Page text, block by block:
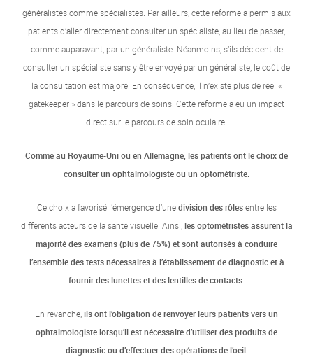
généralistes comme spécialistes. Par ailleurs, cette réforme a permis aux
patients d’aller directement consulter un spécialiste, au lieu de passer,
comme auparavant, par un généraliste. Néanmoins, s’ils décident de
consulter un spécialiste sans y être envoyé par un généraliste, le coût de
la consultation est majoré. En conséquence, il n’existe plus de réel «
gatekeeper » dans le parcours de soins. Cette réforme a eu un impact
direct sur le parcours de soin oculaire.
Comme au Royaume-Uni ou en Allemagne, les patients ont le choix de
consulter un ophtalmologiste ou un optométriste.
Ce choix a favorisé l’émergence d’unedivision des rôlesentre les
différents acteurs de la santé visuelle. Ainsi,les optométristes assurent la
majorité des examens (plus de 75%) et sont autorisés à conduire
l’ensemble des tests nécessaires à l’établissement de diagnostic et à
fournir des lunettes et des lentilles de contacts.
En revanche,ils ont l’obligation de renvoyer leurs patients vers un
ophtalmologiste lorsqu’il est nécessaire d’utiliser des produits de
diagnostic ou d’effectuer des opérations de l’oeil.